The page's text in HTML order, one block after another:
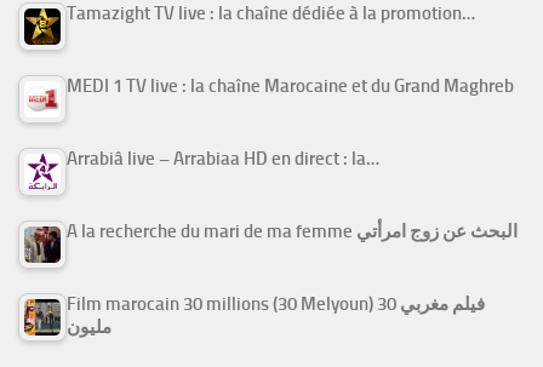
Tamazight TV live : la chaîne dédiée à la promotion…
MEDI 1 TV live : la chaîne Marocaine et du Grand Maghreb
Arrabiâ live – Arrabiaa HD en direct : la…
A la recherche du mari de ma femme البحث عن زوج امرأتي
Film marocain 30 millions (30 Melyoun) فيلم مغربي 30
مليون